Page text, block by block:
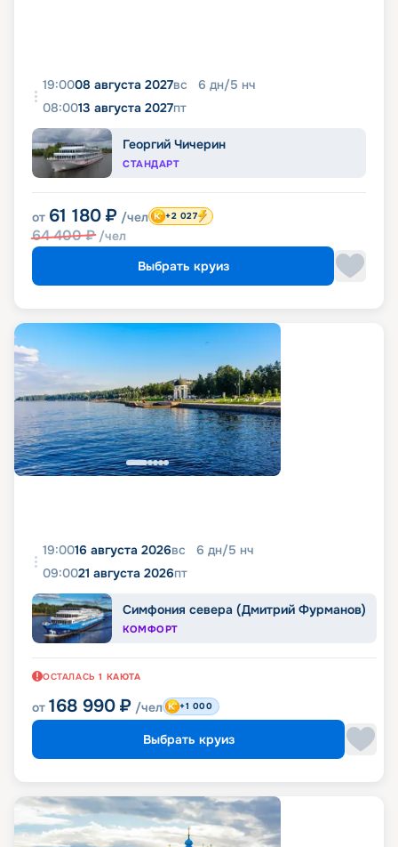
19:0008 августа 2027вс 6 дн/5 нч
08:0013 августа 2027пт
Георгий Чичерин
СТАНДАРТ
от 61 180 ₽ /чел
64 400₽ /чел
+2 027
Выбрать круиз
19:0016 августа 2026вс 6 дн/5 нч
09:0021 августа 2026пт
Симфония севера (Дмитрий Фурманов)
КОМФОРТ
ОСТАЛАСЬ 1 КАЮТА
от 168 990 ₽ /чел +1 000
Выбрать круиз